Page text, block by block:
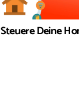
Steuere Deine